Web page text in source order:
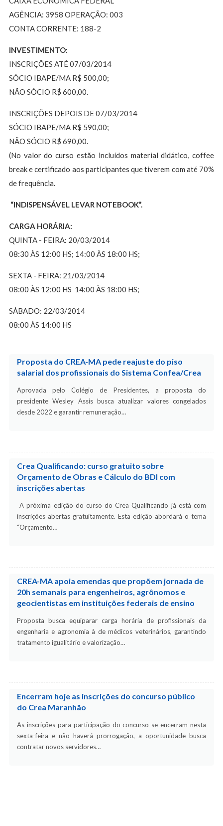
AGÊNCIA: 3958 OPERAÇÃO: 003
CONTA CORRENTE: 188-2
INVESTIMENTO:
INSCRIÇÕES ATÉ 07/03/2014
SÓCIO IBAPE/MA R$ 500,00;
NÃO SÓCIO R$ 600,00.
INSCRIÇÕES DEPOIS DE 07/03/2014
SÓCIO IBAPE/MA R$ 590,00;
NÃO SÓCIO R$ 690,00.
(No valor do curso estão incluídos material didático, coffee
break e certificado aos participantes que tiverem com até 70%
de frequência.
“INDISPENSÁVEL LEVAR NOTEBOOK”.
CARGA HORÁRIA:
QUINTA - FEIRA: 20/03/2014
08:30 ÀS 12:00 HS; 14:00 ÀS 18:00 HS;
SEXTA - FEIRA: 21/03/2014
08:00 ÀS 12:00 HS 14:00 ÀS 18:00 HS;
SÁBADO: 22/03/2014
08:00 ÀS 14:00 HS
Proposta do CREA-MA pede reajuste do piso
salarial dos profissionais do Sistema Confea/Crea
Aprovada pelo Colégio de Presidentes, a proposta do
presidente Wesley Assis busca atualizar valores congelados
desde 2022 e garantir remuneração…
Crea Qualificando: curso gratuito sobre
Orçamento de Obras e Cálculo do BDI com
inscrições abertas
A próxima edição do curso do Crea Qualificando já está com
inscrições abertas gratuitamente. Esta edição abordará o tema
“Orçamento…
CREA-MA apoia emendas que propõem jornada de
20h semanais para engenheiros, agrônomos e
geocientistas em instituições federais de ensino
Proposta busca equiparar carga horária de profissionais da
engenharia e agronomia à de médicos veterinários, garantindo
tratamento igualitário e valorização…
Encerram hoje as inscrições do concurso público
do Crea Maranhão
As inscrições para participação do concurso se encerram nesta
sexta-feira e não haverá prorrogação, a oportunidade busca
contratar novos servidores…